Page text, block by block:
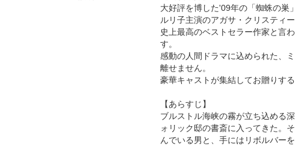
大好評を博した'09年の「蜘蛛の巣
ルリ子主演のアガサ・クリスティー
史上最高のベストセラー作家と言
す。
感動の人間ドラマに込められた、
離せません。
豪華キャストが集結してお贈りす
【あらすじ】
ブルストル海峡の霧が立ち込める
ォリック邸の書斎に入ってきた。
んでいる男と、手にはリボルバー